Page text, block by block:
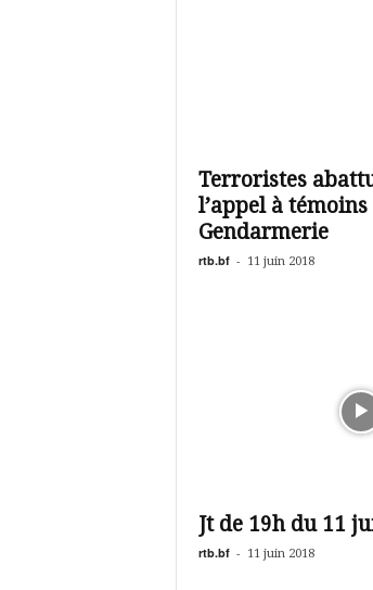
Terroristes
l’appel à témoins
Gendarmerie
rtb.bf - 11 juin 2018
Jt de 19h du 11
rtb.bf - 11 juin 2018